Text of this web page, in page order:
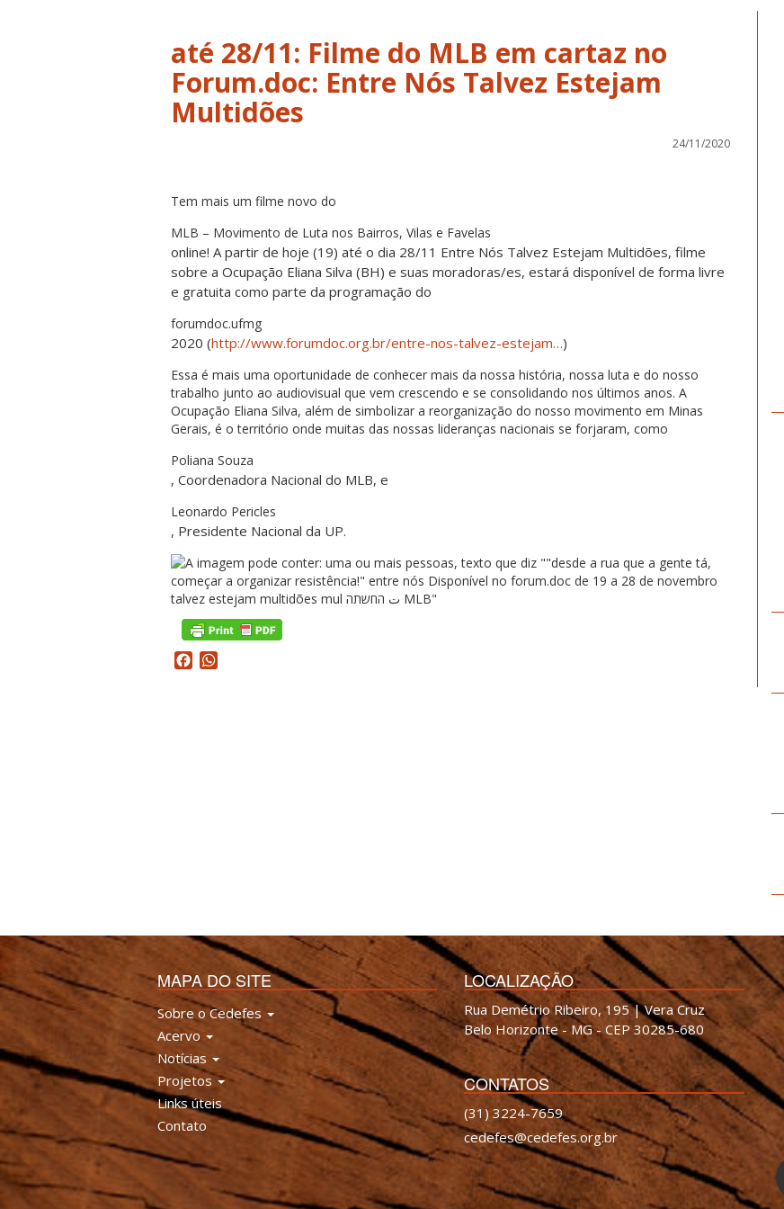
até 28/11: Filme do MLB em cartaz no
Forum.doc: Entre Nós Talvez Estejam
Multidões
24/11/2020
Tem mais um filme novo do
MLB – Movimento de Luta nos Bairros, Vilas e Favelas
online! A partir de hoje (19) até o dia 28/11 Entre Nós Talvez Estejam Multidões, filme
sobre a Ocupação Eliana Silva (BH) e suas moradoras/es, estará disponível de forma livre
e gratuita como parte da programação do
forumdoc.ufmg
2020 (http://www.forumdoc.org.br/entre-nos-talvez-estejam…)
Essa é mais uma oportunidade de conhecer mais da nossa história, nossa luta e do nosso
trabalho junto ao audiovisual que vem crescendo e se consolidando nos últimos anos. A
Ocupação Eliana Silva, além de simbolizar a reorganização do nosso movimento em Minas
Gerais, é o território onde muitas das nossas lideranças nacionais se forjaram, como
Poliana Souza
, Coordenadora Nacional do MLB, e
Leonardo Pericles
, Presidente Nacional da UP.
Facebook
MAPA DO SITE
Sobre o Cedefes
Acervo
Notícias
Projetos
Links úteis
Contato
LOCALIZAÇÃO
Rua Demétrio Ribeiro, 195 | Vera Cruz
Belo Horizonte - MG - CEP 30285-680
CONTATOS
(31) 3224-7659
cedefes@cedefes.org.br